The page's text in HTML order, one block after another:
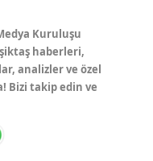
Kuruluşu
haberleri,
analizler ve özel
Bizi takip edin ve